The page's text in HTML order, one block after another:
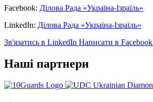
Facebook: Ділова Рада «Україна-Ізраїль»
LinkedIn: Ділова Рада «Україна-Ізраїль»
Зв'язатись в LinkedIn Написати в Facebook
Наші партнери